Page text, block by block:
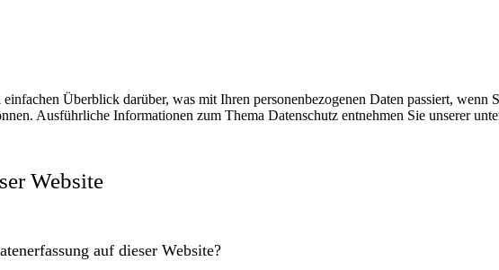
Überblick darüber, was mit Ihren personenbezogenen Daten passiert, wenn
Ausführliche Informationen zum Thema Datenschutz entnehmen Sie unserer
Website
auf dieser Website?